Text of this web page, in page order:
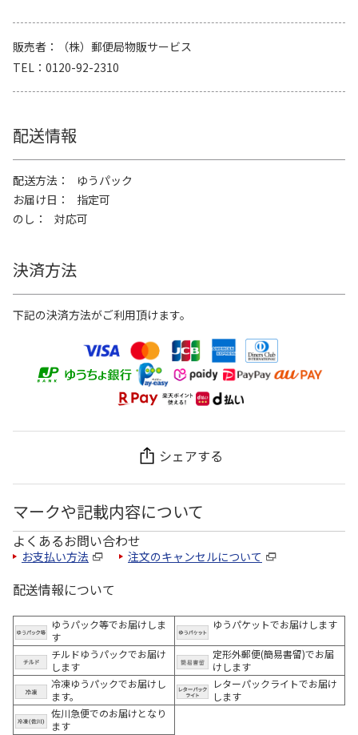
販売者
（株）郵便局物販サービス
TEL
0120-92-2310
配送情報
配送方法
ゆうパック
お届け日
指定可
のし
対応可
決済方法
下記の決済方法がご利用頂けます。
シェアする
マークや記載内容について
よくあるお問い合わせ
お支払い方法 注文のキャンセルについて
配送情報について
ゆうパック等でお届けしま
す
ゆうパケットでお届けします
チルドゆうパックでお届け
します
定形外郵便(簡易書留)でお届
けします
冷凍ゆうパックでお届けし
ます。
レターパックライトでお届け
します
佐川急便でのお届けとなり
ます